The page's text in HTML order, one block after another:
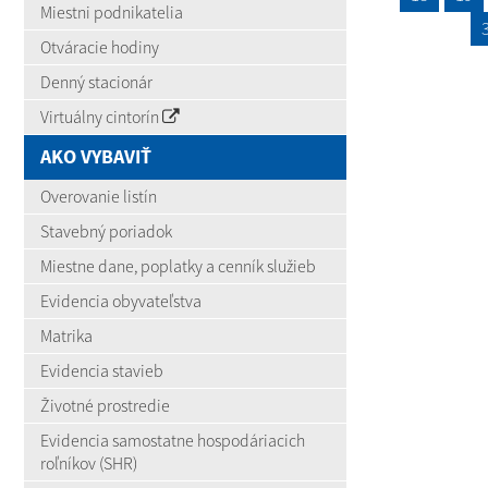
Miestni podnikatelia
Otváracie hodiny
Denný stacionár
Virtuálny cintorín
AKO VYBAVIŤ
Overovanie listín
Stavebný poriadok
Miestne dane, poplatky a cenník služieb
Evidencia obyvateľstva
Matrika
Evidencia stavieb
Životné prostredie
Evidencia samostatne hospodáriacich
roľníkov (SHR)